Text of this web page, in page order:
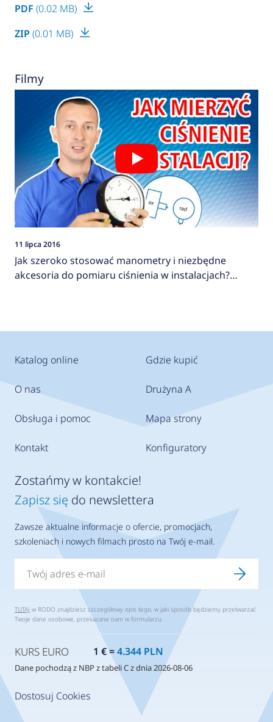
PDF (0.02 MB)
ZIP (0.01 MB)
Filmy
11 lipca 2016
Jak szeroko stosować manometry i niezbędne
akcesoria do pomiaru ciśnienia w instalacjach?
Katalog online
O nas
Obsługa i pomoc
Kontakt
Gdzie kupić
Drużyna A
Mapa strony
Konfiguratory
Dostosuj Cookies
Zostańmy w kontakcie!
Zapisz się do newslettera
Zawsze aktualne informacje o ofercie, promocjach,
szkoleniach i nowych filmach prosto na Twój e-mail.
TUTAJ w RODO znajdziesz szczegółowy opis tego, w jaki sposób będziemy przetwarzać
Twoje dane osobowe, przekazane nam w formularzu.
KURS EURO 1 € =4.344 PLN
Dane pochodzą z NBP z tabeli C z dnia 2026-08-06